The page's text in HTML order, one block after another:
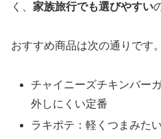
く、 家族旅行でも選びやすい
おすすめ商品は次の通りです。
チャイニーズチキンバー
外しにくい定番
ラキポテ：軽くつまみた